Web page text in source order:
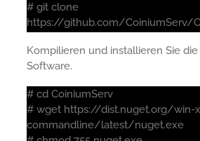
# git clone
https://github.com/CoiniumServ/
Kompilieren und installieren Sie
Software.
# cd CoiniumServ
# wget https://dist.nuget.org/win-
commandline/latest/nuget.exe